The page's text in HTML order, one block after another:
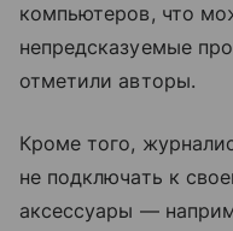
компьютеров, что
непредсказуемые
отметили авторы.
Кроме того,
не подключать к
аксессуары —